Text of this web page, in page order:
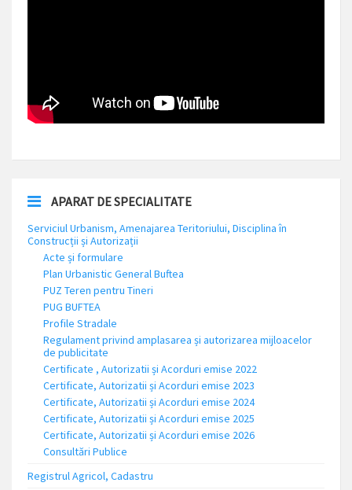
APARAT DE SPECIALITATE
Serviciul Urbanism, Amenajarea Teritoriului, Disciplina în
Construcții și Autorizații
Acte și formulare
Plan Urbanistic General Buftea
PUZ Teren pentru Tineri
PUG BUFTEA
Profile Stradale
Regulament privind amplasarea și autorizarea mijloacelor
de publicitate
Certificate , Autorizatii și Acorduri emise 2022
Certificate, Autorizatii și Acorduri emise 2023
Certificate, Autorizatii și Acorduri emise 2024
Certificate, Autorizatii și Acorduri emise 2025
Certificate, Autorizatii și Acorduri emise 2026
Consultări Publice
Registrul Agricol, Cadastru